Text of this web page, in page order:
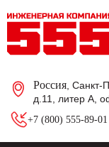
Россия , Санкт-
д.11, литер А,
+7 (800) 555-89-01